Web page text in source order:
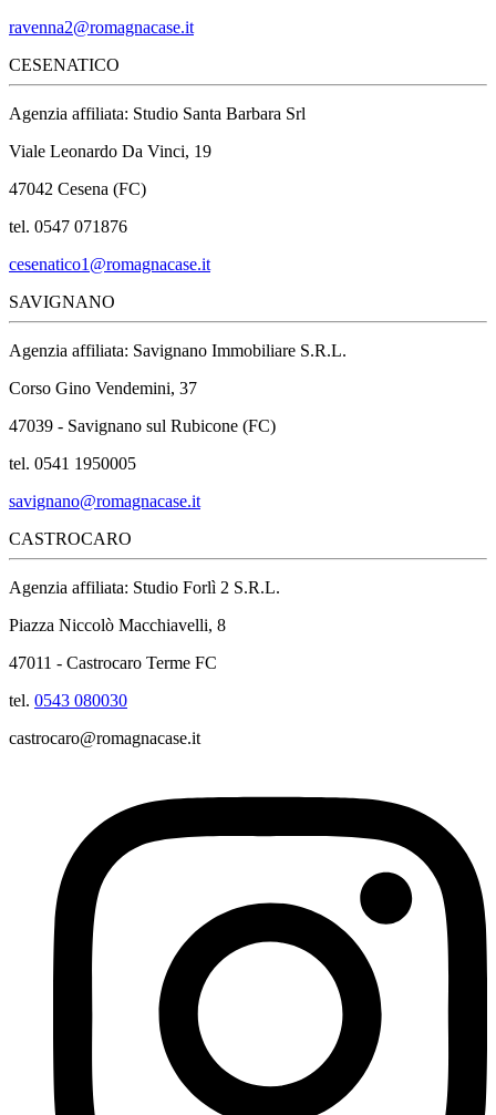
ravenna2@romagnacase.it
CESENATICO
Agenzia affiliata: Studio Santa Barbara Srl
Viale Leonardo Da Vinci, 19
47042 Cesena (FC)
tel. 0547 071876
cesenatico1@romagnacase.it
SAVIGNANO
Agenzia affiliata: Savignano Immobiliare S.R.L.
Corso Gino Vendemini, 37
47039 - Savignano sul Rubicone (FC)
tel. 0541 1950005
savignano@romagnacase.it
CASTROCARO
Agenzia affiliata: Studio Forlì 2 S.R.L.
Piazza Niccolò Macchiavelli, 8
47011 - Castrocaro Terme FC
tel. 0543 080030
castrocaro@romagnacase.it